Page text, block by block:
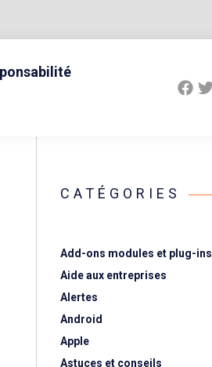
CATÉGORIES
Add-ons modules et plug-ins
Aide aux entreprises
Alertes
Android
Apple
Astuces et conseils